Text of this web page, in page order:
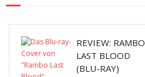
REVIEW: RAMBO
LAST BLOOD
(BLU-RAY)